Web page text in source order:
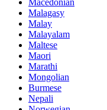
Macedonian
Malagasy
Malay
Malayalam
Maltese
Maori
Marathi
Mongolian
Burmese
Nepali